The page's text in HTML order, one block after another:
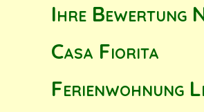
Ihre Bewertung
Casa Fiorita
Ferienwohnung